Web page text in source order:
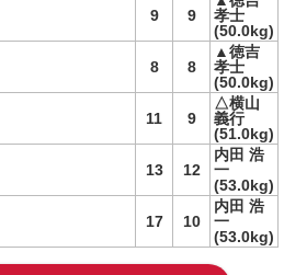
9 9
孝士
(50.0kg)
8 8
▲徳吉
孝士
(50.0kg)
11 9
△横山
義行
(51.0kg)
13 12
内田 浩
一
(53.0kg)
17 10
内田 浩
一
(53.0kg)